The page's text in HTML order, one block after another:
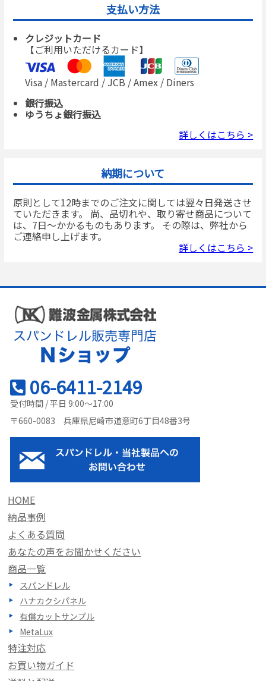
支払い方法
クレジットカード
【ご利用いただけるカード】
Visa / Mastercard / JCB / Amex / Diners
銀行振込
ゆうちょ銀行振込
詳しくはこちら >
納期について
原則として12時までのご注文に関しては翌々日発送させ
ていただきます。 尚、品切れや、取り寄せ商品について
は、7日～かかるものもあります。 その際は、弊社から
ご連絡申し上げます。
詳しくはこちら >
06-6411-2149
受付時間 / 平日 9:00～17:00
〒660-0083 兵庫県尼崎市道意町6丁目48番3号
HOME
納品事例
よくある質問
あなたの声をお聞かせください
商品一覧
スパンドレル
ハナカクシパネル
有償カットサンプル
MetaLux
特注対応
お買い物ガイド